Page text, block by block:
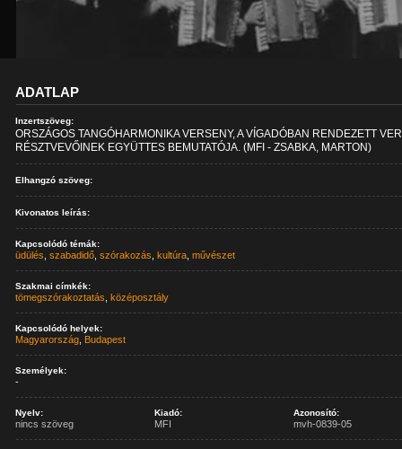
ADATLAP
Inzertszöveg:
ORSZÁGOS TANGÓHARMONIKA VERSENY, A VÍGADÓBAN RENDEZETT
RÉSZTVEVŐINEK EGYÜTTES BEMUTATÓJA. (MFI - ZSABKA, MARTON)
Elhangzó szöveg:
Kivonatos leírás:
Kapcsolódó témák:
üdülés ,szabadidő ,szórakozás ,kultúra ,művészet
Szakmai címkék:
tömegszórakoztatás ,középosztály
Kapcsolódó helyek:
Magyarország Budapest
Személyek:
-
Nyelv:
nincs szöveg
Kiadó:
MFI
Azonosító:
mvh-0839-05